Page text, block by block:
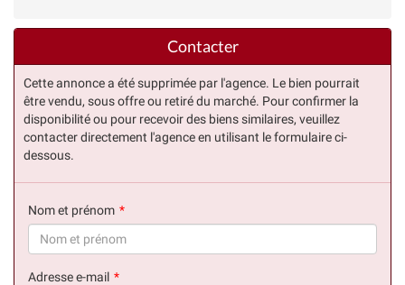
Contacter
Cette annonce a été supprimée par l'agence. Le bien pourrait
être vendu, sous offre ou retiré du marché. Pour confirmer la
disponibilité ou pour recevoir des biens similaires, veuillez
contacter directement l'agence en utilisant le formulaire ci-
dessous.
Nom et prénom
Adresse e-mail